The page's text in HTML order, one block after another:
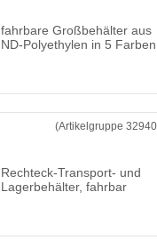
fahrbare Großbehälter aus
ND-Polyethylen in 5 Farben
(Artikelgruppe
Rechteck-Transport- und
Lagerbehälter, fahrbar